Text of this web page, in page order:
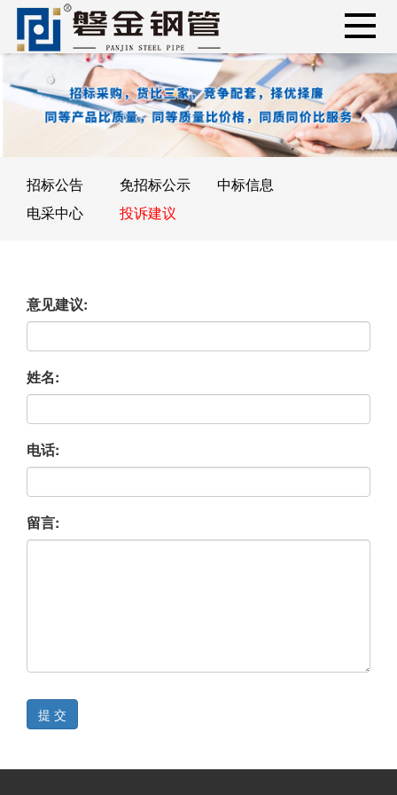
招标公告 免招标公示
中标信息
电采中心
投诉建议
意见建议:
姓名:
电话:
留言:
提 交